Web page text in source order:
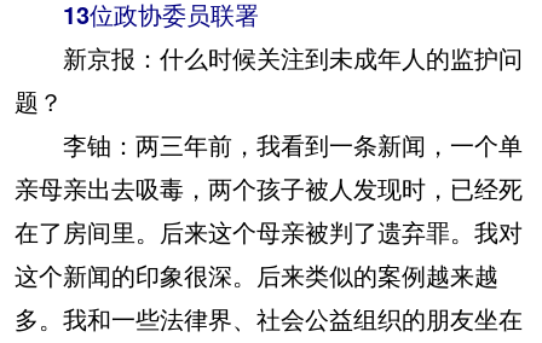
13位政协委员联署
新京报：什么时候关注到未成年人的监护问
题？
李铀：两三年前，我看到一条新闻，一个单
亲母亲出去吸毒，两个孩子被人发现时，已经死
在了房间里。后来这个母亲被判了遗弃罪。我对
这个新闻的印象很深。后来类似的案例越来越
多。我和一些法律界、社会公益组织的朋友坐在